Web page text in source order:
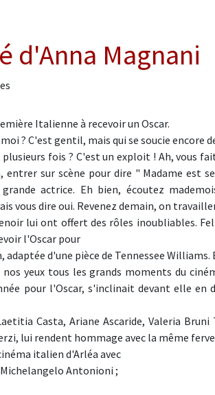
d'Anna Magnani
Italienne à recevoir un Oscar.
? C'est gentil, mais qui se soucie encore
fois ? C'est un exploit ! Ah, vous
sur scène pour dire " Madame est
actrice. Eh bien, écoutez
vous dire oui. Revenez demain, on
lui ont offert des rôles inoubliables.
l'Oscar pour
adaptée d'une pièce de Tennessee
yeux tous les grands moments du
pour l'Oscar, s'inclinait devant elle en
Casta, Ariane Ascaride, Valeria
lui rendent hommage avec la même
italien d'Arléa avec
Antonioni ;